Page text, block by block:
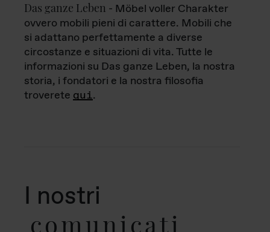
Das ganze Leben - Möbel voller Charakter
ovvero mobili pieni di carattere. Mobili che
si adattano perfettamente a diverse
circostanze e situazioni di vita. Tutte le
informazioni su Das ganze Leben, la nostra
storia, i fondatori e la nostra filosofia
troverete qui.
I nostri
comunicati